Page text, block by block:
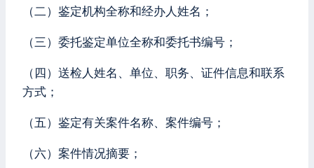
（二）鉴定机构全称和经办人姓名；
（三）委托鉴定单位全称和委托书编号；
（四）送检人姓名、单位、职务、证件信息和联系
方式；
（五）鉴定有关案件名称、案件编号；
（六）案件情况摘要；